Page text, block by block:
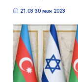
21:03 30 мая 2023